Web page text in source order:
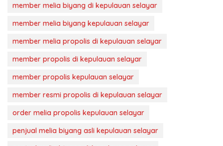
member melia biyang di kepulauan selayar
member melia biyang kepulauan selayar
member melia propolis di kepulauan selayar
member propolis di kepulauan selayar
member propolis kepulauan selayar
member resmi propolis di kepulauan selayar
order melia propolis kepulauan selayar
penjual melia biyang asli kepulauan selayar